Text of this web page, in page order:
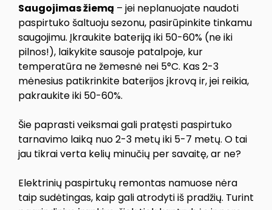
Saugojimas žiemą – jei neplanuojate naudoti
paspirtuko šaltuoju sezonu, pasirūpinkite tinkamu
saugojimu. Įkraukite bateriją iki 50-60% (ne iki
pilnos!), laikykite sausoje patalpoje, kur
temperatūra ne žemesnė nei 5°C. Kas 2-3
mėnesius patikrinkite baterijos įkrovą ir, jei reikia,
pakraukite iki 50-60%.
Šie paprasti veiksmai gali pratęsti paspirtuko
tarnavimo laiką nuo 2-3 metų iki 5-7 metų. O tai
jau tikrai verta kelių minučių per savaitę, ar ne?
Elektrinių paspirtukų remontas namuose nėra
taip sudėtingas, kaip gali atrodyti iš pradžių. Turint